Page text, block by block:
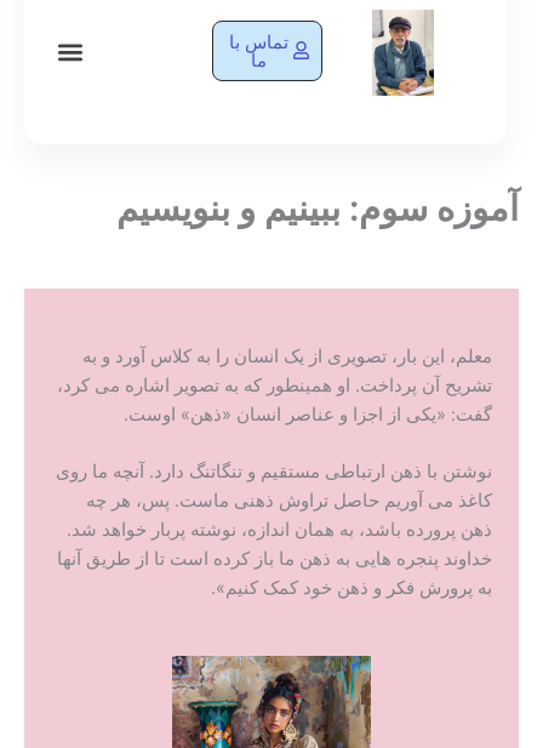
تماس با
ما
آموزه سوم: ببینیم و بنویسیم
معلم، این بار، تصویری از یک انسان را به کلاس آورد و به
تشریح آن پرداخت. او همینطور که به تصویر اشاره می کرد،
گفت: «یکی از اجزا و عناصر انسان «ذهن» اوست.
نوشتن با ذهن ارتباطی مستقیم و تنگاتنگ دارد. آنچه ما روی
کاغذ می آوریم حاصل تراوش ذهنی ماست. پس، هر چه
ذهن پرورده باشد، به همان اندازه، نوشته پربار خواهد شد.
خداوند پنجره هایی به ذهن ما باز کرده است تا از طریق آنها
به پرورش فکر و ذهن خود کمک کنیم».